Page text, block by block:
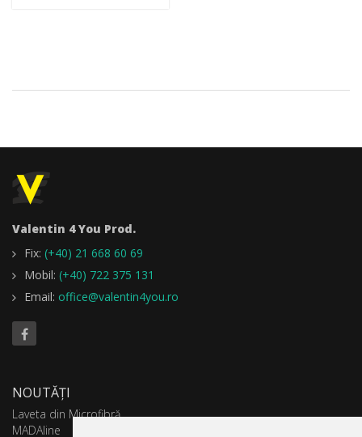
Valentin 4 You Prod.
Fix: (+40) 21 668 60 69
Mobil: (+40) 722 375 131
Email: office@valentin4you.ro
NOUTĂȚI
Laveta din Microfibră
MADAline